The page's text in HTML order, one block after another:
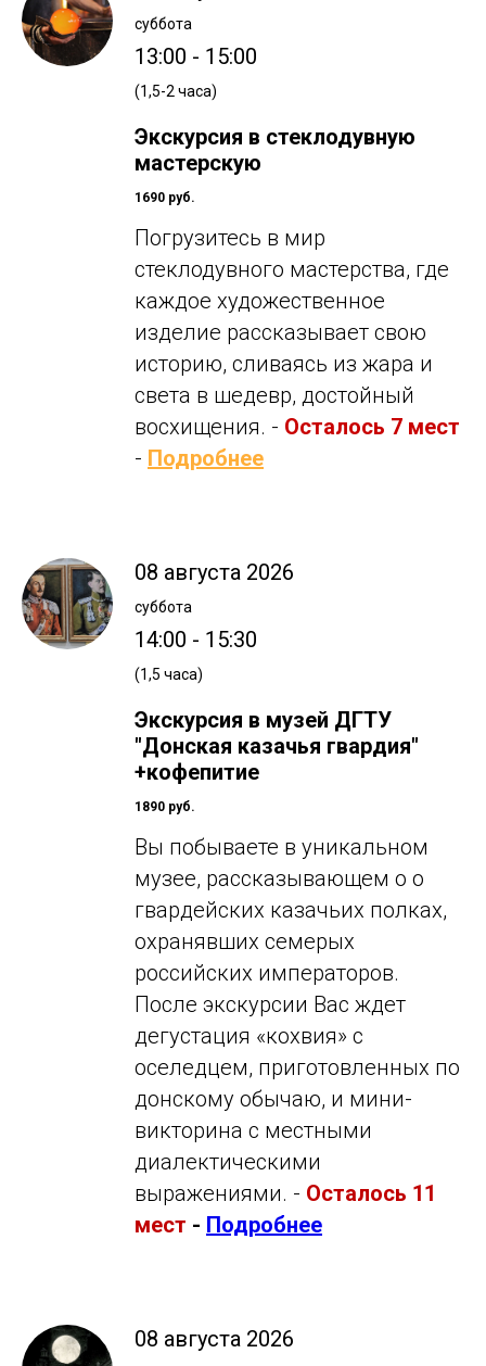
суббота
13:00 - 15:00
(1,5-2 часа)
Экскурсия в стеклодувную
мастерскую
1690 руб.
Погрузитесь в мир
стеклодувного мастерства, где
каждое художественное
изделие рассказывает свою
историю, сливаясь из жара и
света в шедевр, достойный
восхищения. - Осталось 7 мест
- Подробнее
08 августа 2026
суббота
14:00 - 15:30
(1,5 часа)
Экскурсия в музей ДГТУ
"Донская казачья гвардия"
+кофепитие
1890 руб.
Вы побываете в уникальном
музее, рассказывающем о о
гвардейских казачьих полках,
охранявших семерых
российских императоров.
После экскурсии Вас ждет
дегустация «кохвия» с
оселедцем, приготовленных по
донскому обычаю, и мини-
викторина с местными
диалектическими
выражениями. - Осталось 11
мест - Подробнее
08 августа 2026